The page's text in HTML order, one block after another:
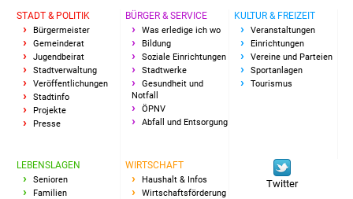
Ukraine-Hilfe
Wohnen
Wohnimmobilien +
Wirtschaft
STADT & POLITIK
Bürgermeister
Gemeinderat
Jugendbeirat
Stadtverwaltung
Veröffentlichungen
Stadtinfo
Projekte
Presse
BÜRGER & SERVICE
Was erledige ich wo
Bildung
Soziale Einrichtungen
Stadtwerke
Gesundheit und
Notfall
ÖPNV
Abfall und Entsorgung
KULTUR & FREIZEIT
Veranstaltungen
Einrichtungen
Vereine und Parteien
Sportanlagen
Tourismus
LEBENSLAGEN
Senioren
Familien
WIRTSCHAFT
Haushalt & Infos
Wirtschaftsförderung
Twitter